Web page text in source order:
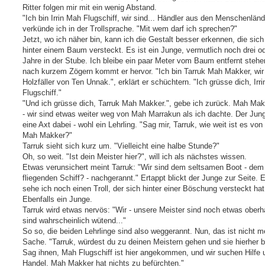
Ritter folgen mir mit ein wenig Abstand.
"Ich bin Irrin Mah Flugschiff, wir sind... Händler aus den
verkünde ich in der Trollsprache. "Mit wem darf ich sprechen?"
Jetzt, wo ich näher bin, kann ich die Gestalt besser erkennen, die
hinter einem Baum versteckt. Es ist ein Junge, vermutlich noch drei
Jahre in der Stube. Ich bleibe ein paar Meter vom Baum entfernt
nach kurzem Zögern kommt er hervor. "Ich bin Tarruk Mah Makker,
Holzfäller von Ten Unnak.", erklärt er schüchtern. "Ich grüsse dich,
Flugschiff."
"Und ich grüsse dich, Tarruk Mah Makker.", gebe ich zurück. Mah
- wir sind etwas weiter weg von Mah Marrakun als ich dachte. Der
eine Axt dabei - wohl ein Lehrling. "Sag mir, Tarruk, wie weit ist es von
Mah Makker?"
Tarruk sieht sich kurz um. "Vielleicht eine halbe Stunde?"
Oh, so weit. "Ist dein Meister hier?", will ich als nächstes wissen.
Etwas verunsichert meint Tarruk: "Wir sind dem seltsamen Boot - dem
fliegenden Schiff? - nachgerannt." Ertappt blickt der Junge zur Seite.
sehe ich noch einen Troll, der sich hinter einer Böschung versteckt
Ebenfalls ein Junge.
Tarruk wird etwas nervös: "Wir - unsere Meister sind noch etwas
sind wahrscheinlich wütend..."
So so, die beiden Lehrlinge sind also weggerannt. Nun, das ist nicht
Sache. "Tarruk, würdest du zu deinen Meistern gehen und sie hierher
Sag ihnen, Mah Flugschiff ist hier angekommen, und wir suchen Hilfe
Handel. Mah Makker hat nichts zu befürchten."